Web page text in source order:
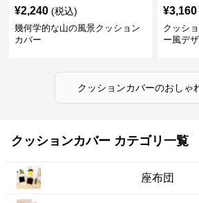
¥2,240 (税込)
幾何学的な山の風景クッション
カバー
¥3,160
クッシ
ー風デ
クッションカバーのおしゃ
クッションカバー カテゴリ一覧
座布団